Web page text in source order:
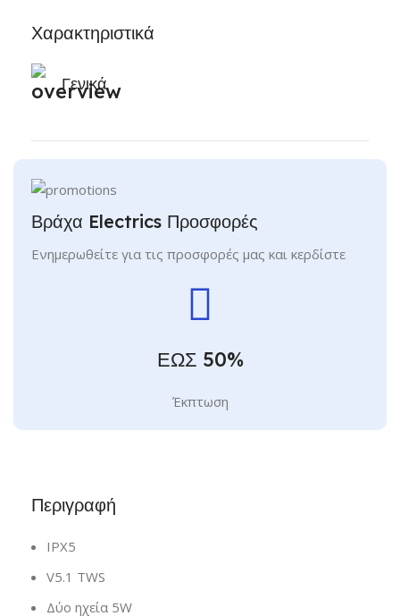
Περιγραφή
IPX5
V5.1 TWS
Δύο ηχεία 5W
Χαρακτηριστικά
Γενικά
Βράχα Electrics Προσφορές
Ενημερωθείτε για τις προσφορές μας και κερδίστε
ΕΩΣ 50%
Έκπτωση